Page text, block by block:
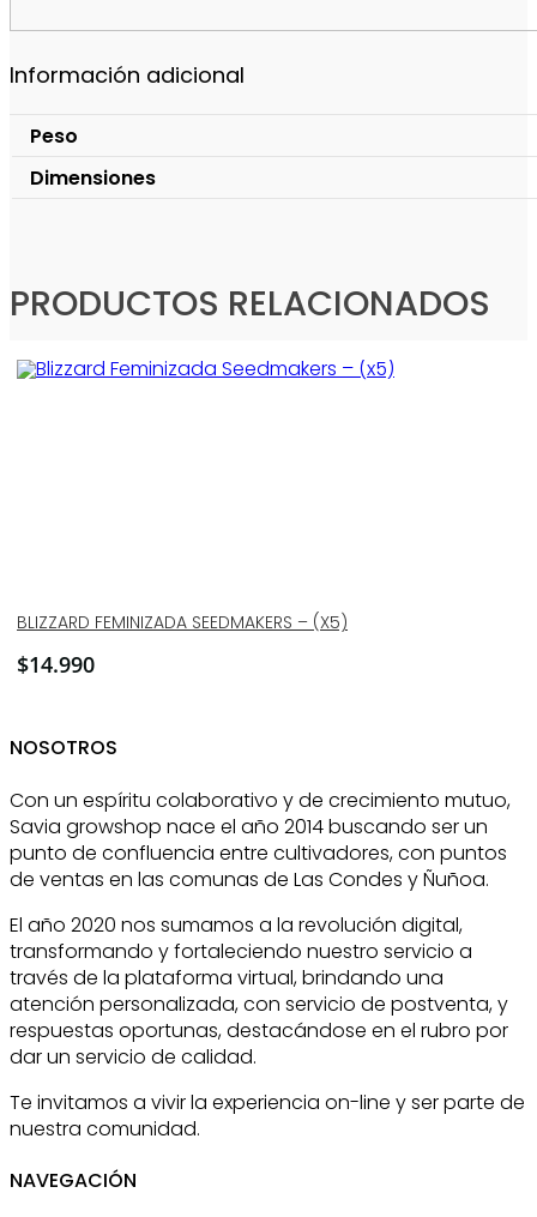
Información adicional
Peso
Dimensiones
PRODUCTOS RELACIONADOS
BLIZZARD FEMINIZADA SEEDMAKERS – (X5)
$14.990
NOSOTROS
Con un espíritu colaborativo y de crecimiento mutuo,
Savia growshop nace el año 2014 buscando ser un
punto de confluencia entre cultivadores, con puntos
de ventas en las comunas de Las Condes y Ñuñoa.
El año 2020 nos sumamos a la revolución digital,
transformando y fortaleciendo nuestro servicio a
través de la plataforma virtual, brindando una
atención personalizada, con servicio de postventa, y
respuestas oportunas, destacándose en el rubro por
dar un servicio de calidad.
Te invitamos a vivir la experiencia on-line y ser parte de
nuestra comunidad.
NAVEGACIÓN